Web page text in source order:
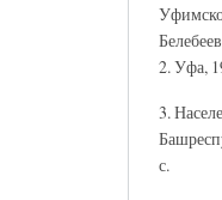
2. Уфа,
3.
с.